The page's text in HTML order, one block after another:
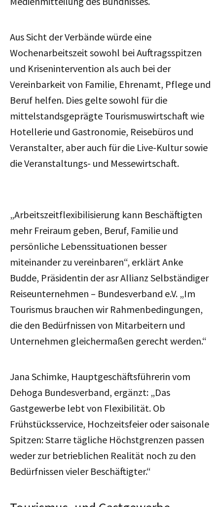
Aus Sicht der Verbände würde eine
Wochenarbeitszeit sowohl bei Auftragsspitzen
und Krisenintervention als auch bei der
Vereinbarkeit von Familie, Ehrenamt, Pflege und
Beruf helfen. Dies gelte sowohl für die
mittelstandsgeprägte Tourismuswirtschaft wie
Hotellerie und Gastronomie, Reisebüros und
Veranstalter, aber auch für die Live-Kultur sowie
die Veranstaltungs- und Messewirtschaft.
„Arbeitszeitflexibilisierung kann Beschäftigten
mehr Freiraum geben, Beruf, Familie und
persönliche Lebenssituationen besser
miteinander zu vereinbaren“, erklärt Anke
Budde, Präsidentin der asr Allianz Selbständiger
Reiseunternehmen – Bundesverband e.V. „Im
Tourismus brauchen wir Rahmenbedingungen,
die den Bedürfnissen von Mitarbeitern und
Unternehmen gleichermaßen gerecht werden.“
Jana Schimke, Hauptgeschäftsführerin vom
Dehoga Bundesverband, ergänzt: „Das
Gastgewerbe lebt von Flexibilität. Ob
Frühstücksservice, Hochzeitsfeier oder saisonale
Spitzen: Starre tägliche Höchstgrenzen passen
weder zur betrieblichen Realität noch zu den
Bedürfnissen vieler Beschäftigter.“